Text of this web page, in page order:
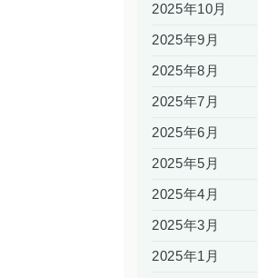
2025年10月
2025年9月
2025年8月
2025年7月
2025年6月
2025年5月
2025年4月
2025年3月
2025年1月